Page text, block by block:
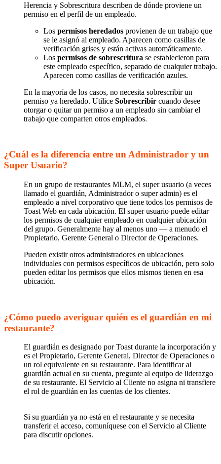
Herencia y Sobrescritura describen de dónde proviene un
permiso en el perfil de un empleado.
Los permisos heredados provienen de un trabajo que
se le asignó al empleado. Aparecen como casillas de
verificación grises y están activas automáticamente.
Los permisos de sobrescritura se establecieron para
este empleado específico, separado de cualquier trabajo.
Aparecen como casillas de verificación azules.
En la mayoría de los casos, no necesita sobrescribir un
permiso ya heredado. Utilice Sobrescribir cuando desee
otorgar o quitar un permiso a un empleado sin cambiar el
trabajo que comparten otros empleados.
¿Cuál es la diferencia entre un Administrador y un
Super Usuario?
En un grupo de restaurantes MLM, el super usuario (a veces
llamado el guardián, Administrador o super admin) es el
empleado a nivel corporativo que tiene todos los permisos de
Toast Web en cada ubicación. El super usuario puede editar
los permisos de cualquier empleado en cualquier ubicación
del grupo. Generalmente hay al menos uno — a menudo el
Propietario, Gerente General o Director de Operaciones.
Pueden existir otros administradores en ubicaciones
individuales con permisos específicos de ubicación, pero solo
pueden editar los permisos que ellos mismos tienen en esa
ubicación.
¿Cómo puedo averiguar quién es el guardián en mi
restaurante?
El guardián es designado por Toast durante la incorporación y
es el Propietario, Gerente General, Director de Operaciones o
un rol equivalente en su restaurante. Para identificar al
guardián actual en su cuenta, pregunte al equipo de liderazgo
de su restaurante. El Servicio al Cliente no asigna ni transfiere
el rol de guardián en las cuentas de los clientes.
Si su guardián ya no está en el restaurante y se necesita
transferir el acceso, comuníquese con el Servicio al Cliente
para discutir opciones.